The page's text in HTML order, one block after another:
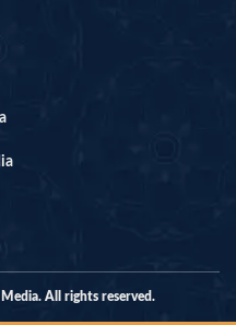
All rights reserved.